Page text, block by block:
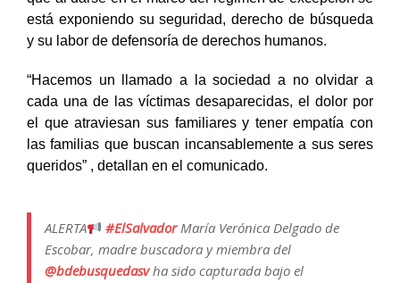
está exponiendo su seguridad, derecho de búsqueda
y su labor de defensoría de derechos humanos.
“Hacemos un llamado a la sociedad a no olvidar a
cada una de las víctimas desaparecidas, el dolor por
el que atraviesan sus familiares y tener empatía con
las familias que buscan incansablemente a sus seres
queridos” , detallan en el comunicado.
ALERTA #ElSalvadorMaría Verónica Delgado de
Escobar, madre buscadora y miembra del
@bdebusquedasvha sido capturada bajo el